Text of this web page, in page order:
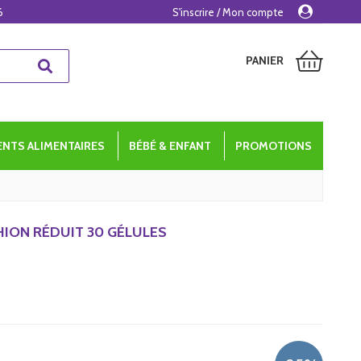
PANIER
ALIMENTAIRES BÉBÉ & ENFANT PROMOTIONS
RÉDUIT 30 GÉLULES
S'inscrire / Mon compte